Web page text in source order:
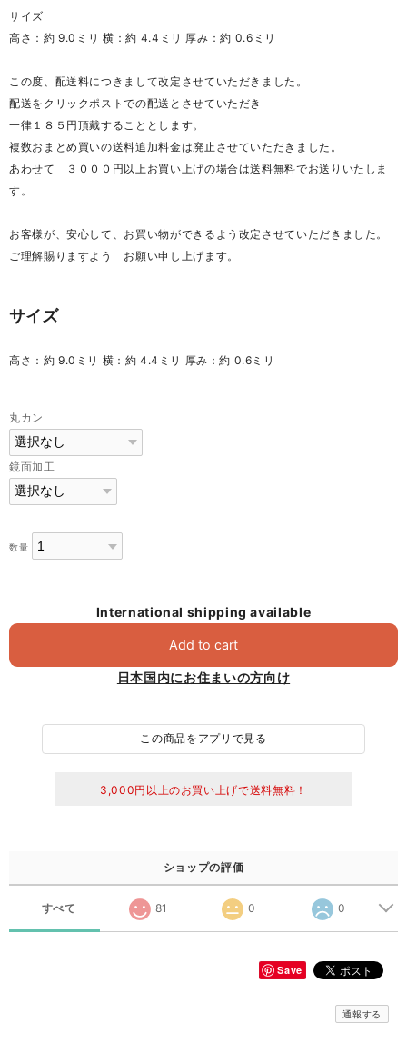
サイズ
高さ：約 9.0ミリ 横：約 4.4ミリ 厚み：約 0.6ミリ
この度、配送料につきまして改定させていただきました。
配送をクリックポストでの配送とさせていただき
一律１８５円頂戴することとします。
複数おまとめ買いの送料追加料金は廃止させていただきました。
あわせて ３０００円以上お買い上げの場合は送料無料でお送りいたしま
す。
お客様が、安心して、お買い物ができるよう改定させていただきました。
ご理解賜りますよう お願い申し上げます。
サイズ
高さ：約 9.0ミリ 横：約 4.4ミリ 厚み：約 0.6ミリ
丸カン
鏡面加工
数量
International shipping available
Add to cart
日本国内にお住まいの方向け
この商品をアプリで見る
3,000円以上のお買い上げで送料無料！
ショップの評価
すべて 81 0 0
Save
通報する